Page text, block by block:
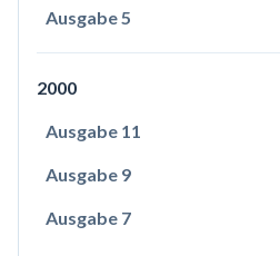
Ausgabe 5
2000
Ausgabe 11
Ausgabe 9
Ausgabe 7